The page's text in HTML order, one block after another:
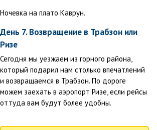
Ночевка на плато Каврун.
День 7. Возвращение в Трабзон или
Ризе
Сегодня мы уезжаем из горного района,
который подарил нам столько впечатлений
и возвращаемся в Трабзон. По дороге
можем заехать в аэропорт Ризе, если рейсы
оттуда вам будут более удобны.